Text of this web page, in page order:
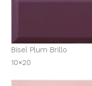
Bisel Plum Brillo
10×20